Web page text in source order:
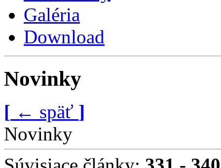
Galéria
Download
Novinky
[ ← späť ]
Novinky